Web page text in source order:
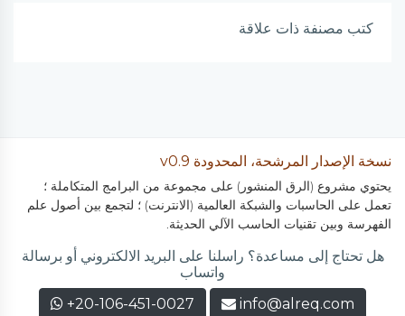
كتب مصنفة ذات علاقة
نسخة الإصدار المرشحة، المحدودة v0.9
يحتوي مشروع (الرق المنشور) على مجموعة من البرامج المتكاملة ؛
تعمل على الحاسبات والشبكة العالمية (الانترنت) ؛ لتجمع بين أصول علم
الفهرسة وبين تقنيات الحاسب الآلي الحديثة.
هل تحتاج إلى مساعدة؟ راسلنا على البريد الالكتروني أو برسالة
واتساب
info@alreq.com
+20-106-451-0027